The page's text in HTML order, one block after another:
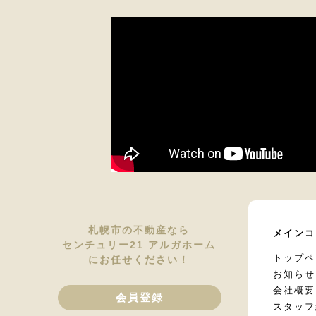
札幌市の不動産なら
センチュリー21 アルガホーム
にお任せください！
会員登録
メイン
トップ
お知らせ
会社概要
スタッ